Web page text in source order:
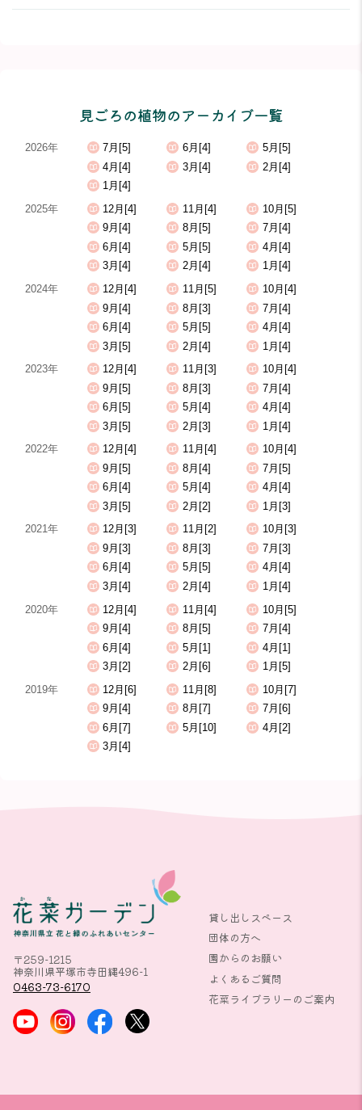
見ごろの植物のアーカイブ一覧
2026年 7月[5] 6月[4]
5月[5]
4月[4]
3月[4]
2月[4]
1月[4]
2025年
12月[4] 11月[4]
10月[5]
9月[4]
8月[5]
7月[4]
6月[4]
5月[5]
4月[4]
3月[4]
2月[4]
1月[4]
2024年
12月[4] 11月[5]
10月[4]
9月[4]
8月[3]
7月[4]
6月[4]
5月[5]
4月[4]
3月[5]
2月[4]
1月[4]
2023年
12月[4] 11月[3]
10月[4]
9月[5]
8月[3]
7月[4]
6月[5]
5月[4]
4月[4]
3月[5]
2月[3]
1月[4]
2022年
12月[4] 11月[4]
10月[4]
9月[5]
8月[4]
7月[5]
6月[4]
5月[4]
4月[4]
3月[5]
2月[2]
1月[3]
2021年
12月[3] 11月[2]
10月[3]
9月[3]
8月[3]
7月[3]
6月[4]
5月[5]
4月[4]
3月[4]
2月[4]
1月[4]
2020年
12月[4] 11月[4]
10月[5]
9月[4]
8月[5]
7月[4]
6月[4]
5月[1]
4月[1]
3月[2]
2月[6]
1月[5]
2019年
12月[6] 11月[8]
10月[7]
9月[4]
8月[7]
7月[6]
6月[7]
5月[10]
4月[2]
3月[4]
〒259-1215
神奈川県平塚市寺田縄496-1
0463-73-6170
貸し出しスペース
団体の方へ
園からのお願い
よくあるご質問
花菜ライブラリーのご案内